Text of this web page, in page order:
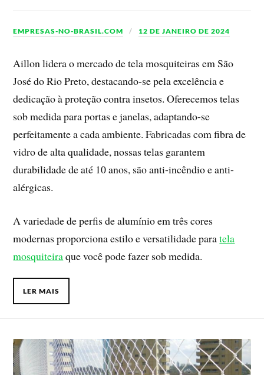
EMPRESAS-NO-BRASIL.COM 12 DE JANEIRO DE 2024
Aillon lidera o mercado de tela mosquiteiras em São
José do Rio Preto, destacando-se pela excelência e
dedicação à proteção contra insetos. Oferecemos telas
sob medida para portas e janelas, adaptando-se
perfeitamente a cada ambiente. Fabricadas com fibra de
vidro de alta qualidade, nossas telas garantem
durabilidade de até 10 anos, são anti-incêndio e anti-
alérgicas.
A variedade de perfis de alumínio em três cores
modernas proporciona estilo e versatilidade paratela
mosquiteiraque você pode fazer sob medida.
LER MAIS